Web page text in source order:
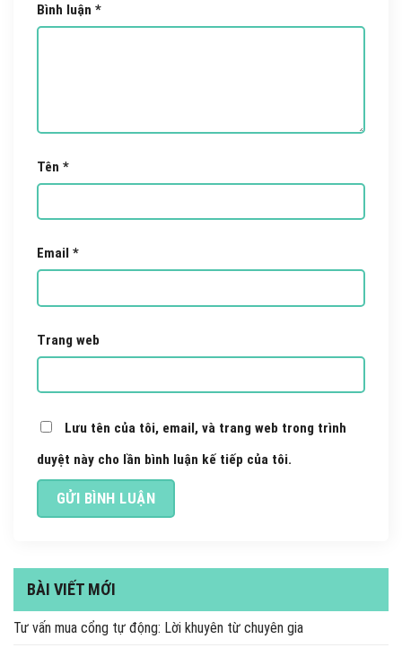
Bình luận *
Tên *
Email *
Trang web
Lưu tên của tôi, email, và trang web trong trình
duyệt này cho lần bình luận kế tiếp của tôi.
BÀI VIẾT MỚI
Tư vấn mua cổng tự động: Lời khuyên từ chuyên gia